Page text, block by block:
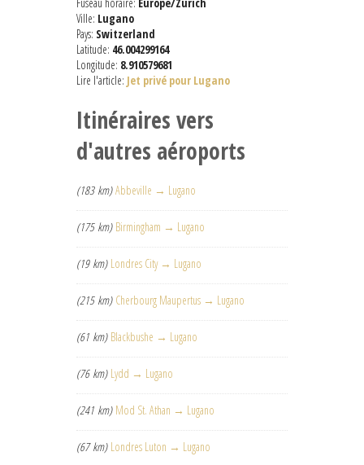
Fuseau horaire: Europe/Zurich
Ville: Lugano
Pays: Switzerland
Latitude: 46.004299164
Longitude: 8.910579681
Lire l'article: Jet privé pour Lugano
Itinéraires vers
d'autres aéroports
(183 km) Abbeville → Lugano
(175 km) Birmingham → Lugano
(19 km) Londres City → Lugano
(215 km) Cherbourg Maupertus → Lugano
(61 km) Blackbushe → Lugano
(76 km) Lydd → Lugano
(241 km) Mod St. Athan → Lugano
(67 km) Londres Luton → Lugano